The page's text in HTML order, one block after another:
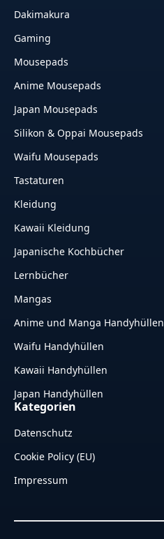
Dakimakura
Gaming
Mousepads
Anime Mousepads
Japan Mousepads
Silikon & Oppai Mousepads
Waifu Mousepads
Tastaturen
Kleidung
Kawaii Kleidung
Japanische Kochbücher
Lernbücher
Mangas
Anime und Manga Handyhüllen
Waifu Handyhüllen
Kawaii Handyhüllen
Japan Handyhüllen
Kategorien
Datenschutz
Cookie Policy (EU)
Impressum